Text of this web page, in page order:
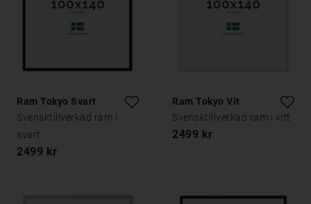
Ram Tokyo Svart
Svensktillverkad ram i
svart
2499 kr
Ram Tokyo Vit
Svensktillverkad ram i vitt
2499 kr